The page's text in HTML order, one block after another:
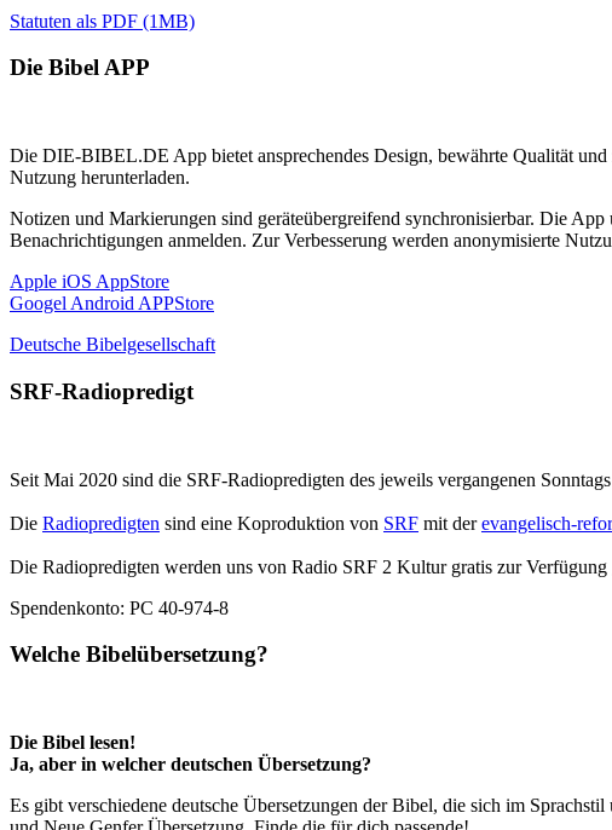
Statuten als PDF (1MB)
Die Bibel APP
Die DIE-BIBEL.DE App bietet ansprechendes Design, bewährte Qualität
Nutzung herunterladen.
Notizen und Markierungen sind geräteübergreifend synchronisierbar. Die
Benachrichtigungen anmelden. Zur Verbesserung werden anonymisierte
Apple iOS AppStore
Googel Android APPStore
Deutsche Bibelgesellschaft
SRF-Radiopredigt
Seit Mai 2020 sind die SRF-Radiopredigten des jeweils vergangenen
Die Radiopredigten sind eine Koproduktion von SRF mit derevangelisch-
Die Radiopredigten werden uns von Radio SRF 2 Kultur gratis zur
Spendenkonto: PC 40-974-8
Welche Bibelübersetzung?
Die Bibel lesen!
Ja, aber in welcher deutschen Übersetzung?
Es gibt verschiedene deutsche Übersetzungen der Bibel, die sich im